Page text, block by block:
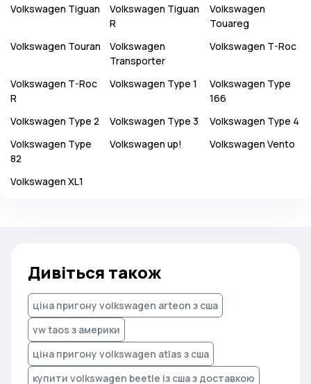
Volkswagen Tiguan Volkswagen Tiguan
R
Volkswagen
Touareg
Volkswagen Touran
Volkswagen
Transporter
Volkswagen T-Roc
Volkswagen T-Roc
R
Volkswagen Type 1 Volkswagen Type
166
Volkswagen Type 2 Volkswagen Type 3 Volkswagen Type 4
Volkswagen Type
82
Volkswagen up! Volkswagen Vento
Volkswagen XL1
Дивіться також
ціна пригону volkswagen arteon з сша
vw taos з америки
ціна пригону volkswagen atlas з сша
купити volkswagen beetle із сша з доставкою